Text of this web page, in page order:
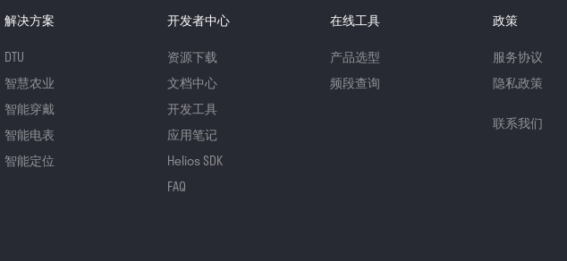
解决方案
DTU
智慧农业
智能穿戴
智能电表
智能定位
开发者中心
资源下载
文档中心
开发工具
应用笔记
Helios SDK
FAQ
在线工具
产品选型
频段查询
政策
服务协议
隐私政策
联系我们